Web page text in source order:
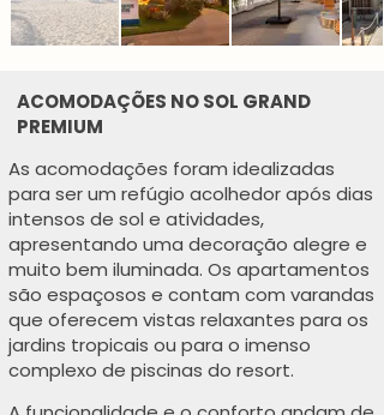
ACOMODAÇÕES NO SOL GRAND
PREMIUM
As acomodações foram idealizadas
para ser um refúgio acolhedor após dias
intensos de sol e atividades,
apresentando uma decoração alegre e
muito bem iluminada. Os apartamentos
são espaçosos e contam com varandas
que oferecem vistas relaxantes para os
jardins tropicais ou para o imenso
complexo de piscinas do resort.